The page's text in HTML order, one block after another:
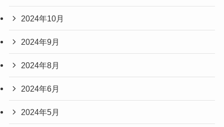
2024年10月
2024年9月
2024年8月
2024年6月
2024年5月